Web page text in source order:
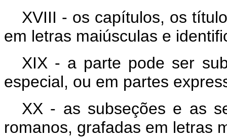
XVIII - os capítulos, os
em letras maiúsculas e
XIX - a parte pode ser
especial, ou em partes
XX - as subseções e as
romanos, grafadas em letras